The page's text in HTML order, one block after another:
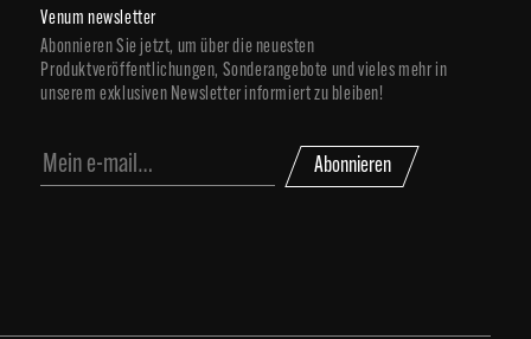
Venum newsletter
Abonnieren Sie jetzt, um über die neuesten
Produktveröffentlichungen, Sonderangebote und vieles mehr in
unserem exklusiven Newsletter informiert zu bleiben!
Abonnieren